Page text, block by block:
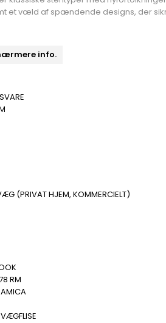
et væld af spændende designs, der
info.
(PRIVAT HJEM, KOMMERCIELT)
RM